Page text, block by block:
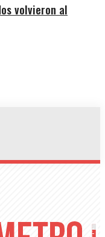
volvieron al